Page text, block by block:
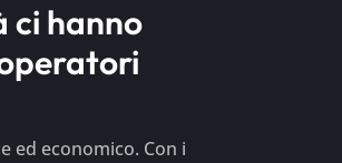
ci hanno
ed economico. Con i